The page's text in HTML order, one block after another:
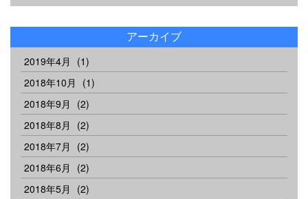
アーカイブ
2019年4月
(1)
2018年10月
(1)
2018年9月
(2)
2018年8月
(2)
2018年7月
(2)
2018年6月
(2)
2018年5月
(2)